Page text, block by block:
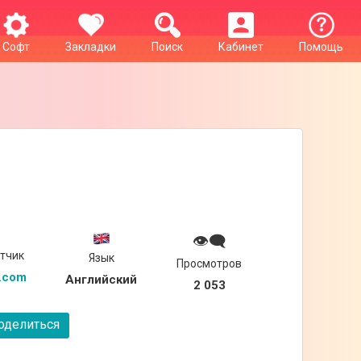
Помощь
Кабинет
Поиск
Закладки
Софт
Язык
Английский
👁‍🗨
Просмотров
2 053